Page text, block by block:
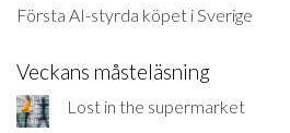
Första AI-styrda köpet i Sverige
Veckans måsteläsning
Lost in the supermarket